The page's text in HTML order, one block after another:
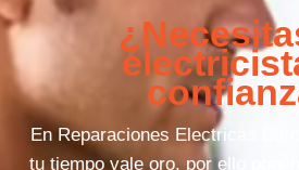
En Reparaciones Electricas
tu tiempo vale oro, por ello